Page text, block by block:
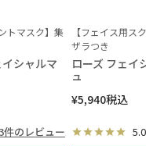
トマスク】集
シャルマ
件のレビュー
【フェイス用ス
ザラつき
ローズ フェイ
ュ
¥5,940税込